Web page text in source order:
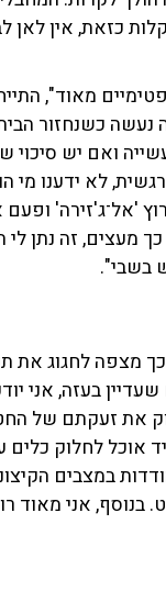
כזאת, אין לאן
להיות אופטימיים
כשנחזור
ואם יש סיכוי
'אל־ג'זירה'
מעצים, זה נתן
בשבי".
כך מצפה לחגוג
בעזה, אני
את זעקתם של
אוכל לחלוק כלים
במצבים
אני מאוד